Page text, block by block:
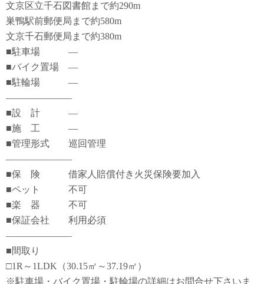
文京区立千石図書館まで約290m
巣鴨駅前郵便局まで約580m
文京千石郵便局まで約380m
■駐車場 ―
■バイク置場 ―
■駐輪場 ―
―――――――
■設 計 ―
■施 工 ―
■管理形式 巡回管理
―――――――
■保 険 借家人賠償付き火災保険要加入
■ペット 不可
■楽 器 不可
■保証会社 利用必須
―――――――
■間取り
□1R～1LDK（30.15㎡～37.19㎡）
※駐車場・バイク置場・駐輪場の詳細はお問合せ下さいま